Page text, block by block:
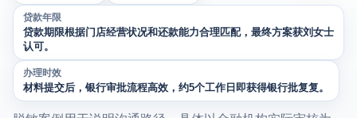
贷款年限
贷款期限根据门店经营状况和还款能力合理匹配，最终方案获刘女士
认可。
办理时效
材料提交后，银行审批流程高效，约5个工作日即获得银行批复复。